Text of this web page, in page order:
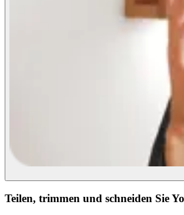
Teilen, trimmen und schneiden Sie